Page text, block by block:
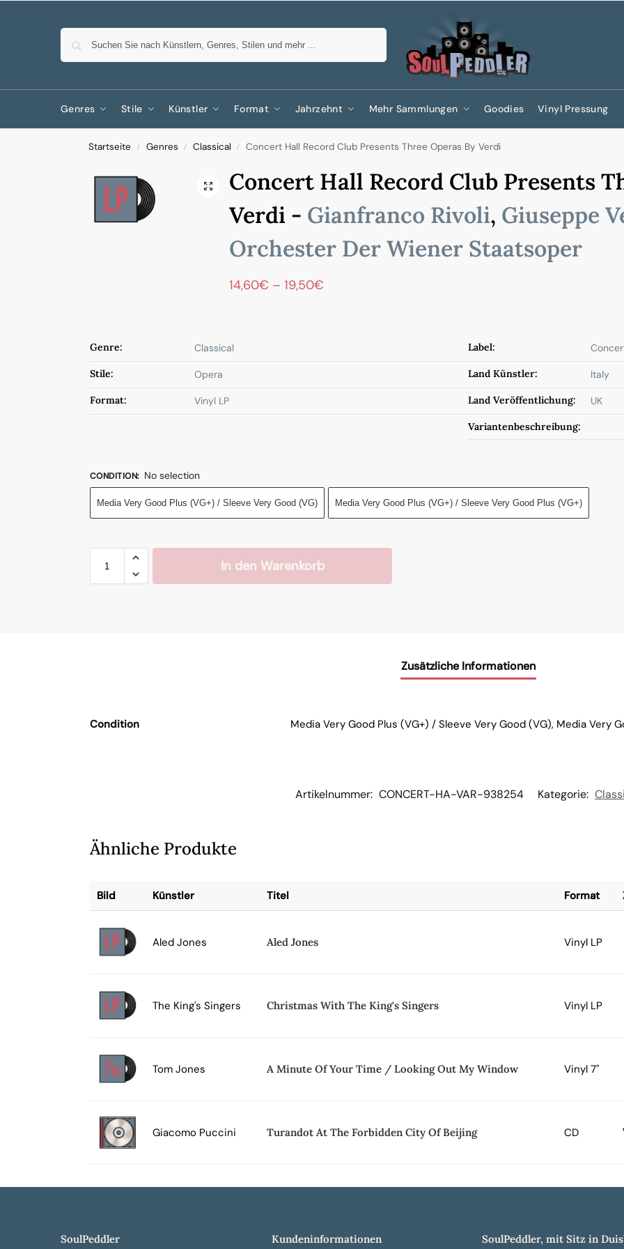
Genres Stile Künstler Format Jahrzehnt Mehr Sammlungen Goodies Vinyl Pressung
Startseite / Genres / Classical / Concert Hall Record Club Presents Three Operas By Verdi
Concert Hall Record Club Presents
Verdi - Gianfranco Rivoli, Giuseppe
Orchester Der Wiener Staatsoper
14,60€ – 19,50€
Genre: Classical
Stile: Opera
Format: Vinyl LP
Label:
Land Künstler: Italy
Land Veröffentlichung: UK
Variantenbeschreibung:
CONDITION: No selection
Media Very Good Plus (VG+) / Sleeve Very Good (VG) Media Very Good Plus (VG+) / Sleeve Very Good Plus (VG+)
In den Warenkorb
Zusätzliche Informationen
Condition Media Very Good Plus (VG+) / Sleeve Very Good (VG), Media Very
Artikelnummer: CONCERT-HA-VAR-938254 Kategorie:
Ähnliche Produkte
Bild Künstler Titel Format
Aled Jones Aled Jones Vinyl LP
The King's Singers Christmas With The King's Singers Vinyl LP
Tom Jones A Minute Of Your Time / Looking Out My Window Vinyl 7"
Giacomo Puccini Turandot At The Forbidden City Of Beijing CD
SoulPeddler Kundeninformationen
SoulPeddler, mit Sitz in